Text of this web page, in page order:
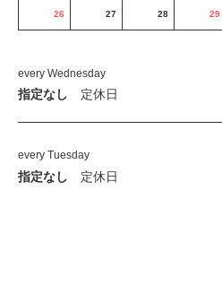
26 27 28 29
every Wednesday
指定なし 定休日
every Tuesday
指定なし 定休日